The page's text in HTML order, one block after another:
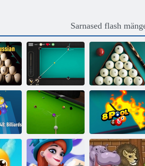
Sarnased flash
Piljard 3d vene
Piljard 3D: Vene
püramiid
8 pallibasseini